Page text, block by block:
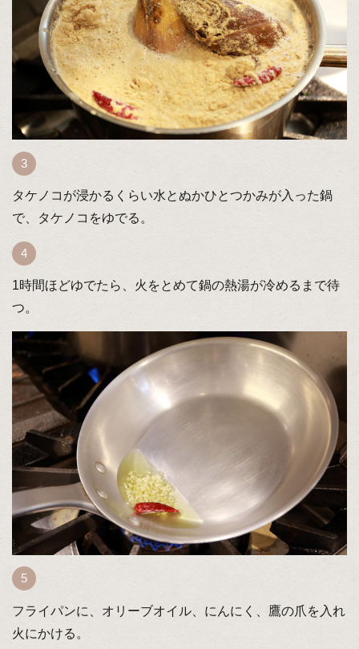
タケノコが浸かるくらい水とぬかひとつかみが入った鍋
で、タケノコをゆでる。
1時間ほどゆでたら、火をとめて鍋の熱湯が冷めるまで待
つ。
フライパンに、オリーブオイル、にんにく、鷹の爪を入れ
火にかける。